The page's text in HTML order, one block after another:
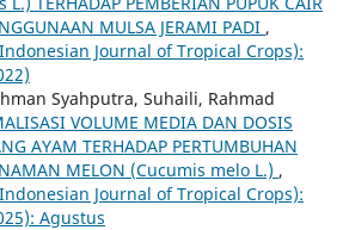
MULSA JERAMI PADI ,
Journal of Tropical Crops):
Syahputra, Suhaili, Rahmad
VOLUME MEDIA DAN DOSIS
AYAM TERHADAP PERTUMBUHAN
MELON (Cucumis melo L.) ,
Journal of Tropical Crops):
Agustus